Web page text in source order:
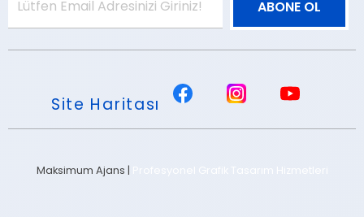
Site Haritası
Maksimum Ajans |